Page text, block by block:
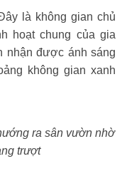
là không gian chủ
hoạt chung của gia
nhận được ánh sáng
không gian xanh
ra sân vườn nhờ
trượt